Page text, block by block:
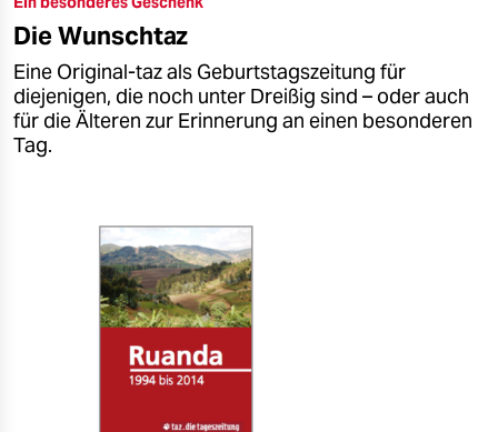
epaper login
Die Wunschtaz
Eine Original-taz als Geburtstagszeitung für
diejenigen, die noch unter Dreißig sind – oder auch
für die Älteren zur Erinnerung an einen besonderen
Tag.